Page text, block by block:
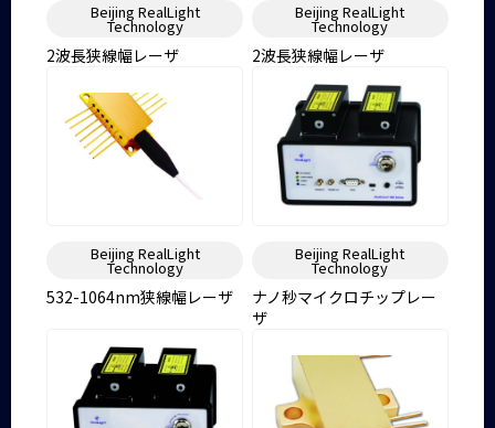
Beijing RealLight
Technology
2波長狭線幅レーザ
Beijing RealLight
Technology
2波長狭線幅レーザ
Beijing RealLight
Technology
532-1064nm狭線幅レーザ
Beijing RealLight
Technology
ナノ秒マイクロチップレー
ザ